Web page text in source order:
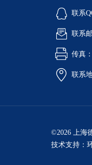
联系
联系
传真：
联系
©2026 上海
技术支持：